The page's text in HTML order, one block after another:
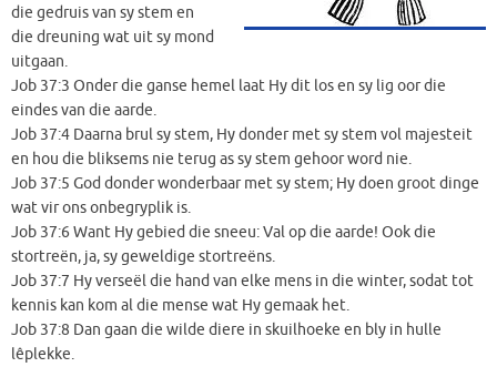
die gedruis van sy stem en
die dreuning wat uit sy mond
uitgaan.
Job 37:3 Onder die ganse hemel laat Hy dit los en sy lig oor die
eindes van die aarde.
Job 37:4 Daarna brul sy stem, Hy donder met sy stem vol majesteit
en hou die bliksems nie terug as sy stem gehoor word nie.
Job 37:5 God donder wonderbaar met sy stem; Hy doen groot dinge
wat vir ons onbegryplik is.
Job 37:6 Want Hy gebied die sneeu: Val op die aarde! Ook die
stortreën, ja, sy geweldige stortreëns.
Job 37:7 Hy verseël die hand van elke mens in die winter, sodat tot
kennis kan kom al die mense wat Hy gemaak het.
Job 37:8 Dan gaan die wilde diere in skuilhoeke en bly in hulle
lêplekke.